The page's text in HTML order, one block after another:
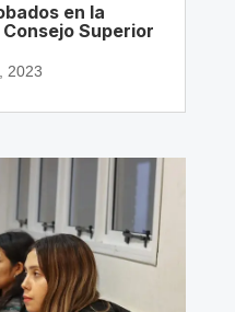
en la
Superior
2023